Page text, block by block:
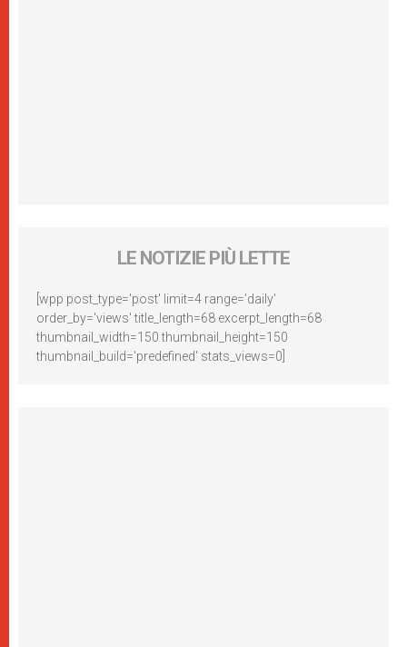
LE NOTIZIE PIÙ LETTE
[wpp post_type='post' limit=4 range='daily'
order_by='views' title_length=68 excerpt_length=68
thumbnail_width=150 thumbnail_height=150
thumbnail_build='predefined' stats_views=0]